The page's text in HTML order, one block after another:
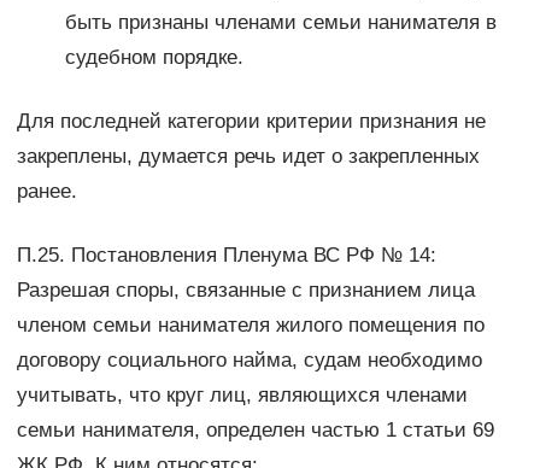
быть признаны членами семьи нанимателя в
судебном порядке.
Для последней категории критерии признания не
закреплены, думается речь идет о закрепленных
ранее.
П.25. Постановления Пленума ВС РФ № 14:
Разрешая споры, связанные с признанием лица
членом семьи нанимателя жилого помещения по
договору социального найма, судам необходимо
учитывать, что круг лиц, являющихся членами
семьи нанимателя, определен частью 1 статьи 69